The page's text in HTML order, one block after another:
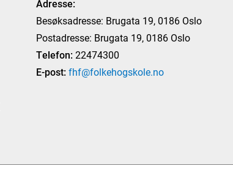
Adresse:
Besøksadresse: Brugata 19, 0186 Oslo
Postadresse: Brugata 19, 0186 Oslo
Telefon: 22474300
E-post: fhf@folkehogskole.no